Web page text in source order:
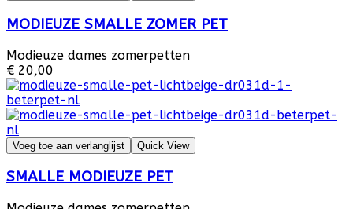
MODIEUZE SMALLE ZOMER PET
Modieuze dames zomerpetten
€ 20,00
Voeg toe aan verlanglijst Quick View
SMALLE MODIEUZE PET